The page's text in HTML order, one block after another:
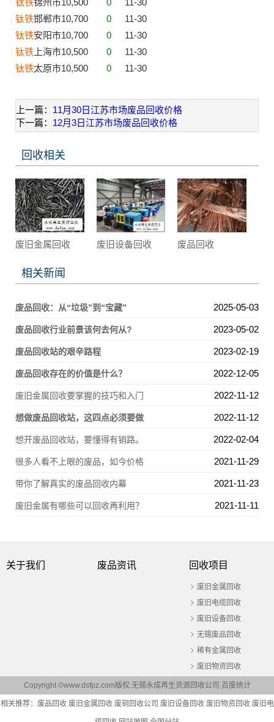
钛铁锦州市10,500 0
11-30
钛铁邯郸市10,700 0
11-30
钛铁安阳市10,700 0
11-30
钛铁 上海市10,500 0
11-30
钛铁太原市10,500 0 11-30
上一篇： 11月30日江苏市场废品回收价格
下一篇： 12月3日江苏市场废品回收价格
回收相关
废旧金属回收 废旧设备回收 废品回收
相关新闻
废品回收：从“垃圾”到“宝藏” 2025-05-03
废品回收行业前景该何去何从? 2023-05-02
废品回收站的艰辛路程 2023-02-19
废品回收存在的价值是什么？ 2022-12-05
废旧金属回收要掌握的技巧和入门 2022-11-12
想做废品回收站，这四点必须要做 2022-11-12
想开废品回收站，要懂得有销路。 2022-02-04
很多人看不上眼的废品，如今价格 2021-11-29
带你了解真实的废品回收内幕 2021-11-23
废旧金属有哪些可以回收再利用？ 2021-11-11
关于我们 废品资讯 回收项目
废旧金属回收
废旧电缆回收
废旧设备回收
无锡废品回收
稀有金属回收
废旧物资回收
Copyright ©www.dsfpz.com版权:无锡永成再生资源回收公司 百度统计
相关推荐： 废品回收 废旧金属回收 废铜回收公司 废旧设备回收 废旧物资回收 废旧电